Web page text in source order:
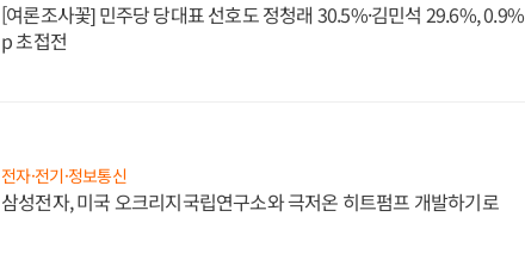
[여론조사꽃] 민주당 당대표 선호도 정청래 30.5%·김민석 29.6%, 0.9%
p 초접전
전자·전기·정보통신
삼성전자, 미국 오크리지국립연구소와 극저온 히트펌프 개발하기로